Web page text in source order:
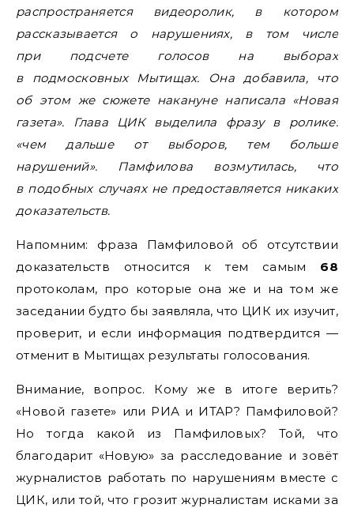
распространяется видеоролик, в котором
рассказывается о нарушениях, в том числе
при подсчете голосов на выборах
в подмосковных Мытищах. Она добавила, что
об этом же сюжете накануне написала «Новая
газета». Глава ЦИК выделила фразу в ролике:
«чем дальше от выборов, тем больше
нарушений». Памфилова возмутилась, что
в подобных случаях не предоставляется никаких
доказательств.
Напомним: фраза Памфиловой об отсутствии
доказательств относится к тем самым 68
протоколам, про которые она же и на том же
заседании будто бы заявляла, что ЦИК их изучит,
проверит, и если информация подтвердится —
отменит в Мытищах результаты голосования.
Внимание, вопрос. Кому же в итоге верить?
«Новой газете» или РИА и ИТАР? Памфиловой?
Но тогда какой из Памфиловых? Той, что
благодарит «Новую» за расследование и зовёт
журналистов работать по нарушениям вместе с
ЦИК, или той, что грозит журналистам исками за